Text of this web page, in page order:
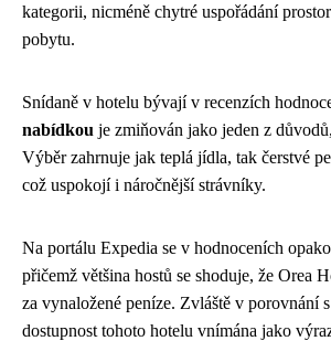
kategorii, nicméně chytré uspořádání
pobytu.
Snídaně v hotelu bývají v recenzích
nabídkou je zmiňován jako jeden z
Výběr zahrnuje jak teplá jídla, tak čerstvé
což uspokojí i náročnější strávníky.
Na portálu Expedia se v hodnoceních
přičemž většina hostů se shoduje, že Orea
za vynaložené peníze. Zvláště v porovnání
dostupnost tohoto hotelu vnímána jako